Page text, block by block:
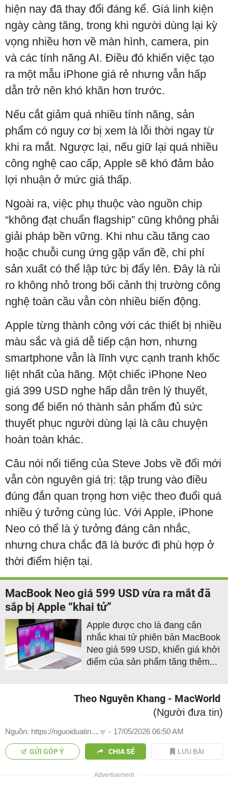
hiện nay đã thay đổi đáng kể. Giá linh kiện
ngày càng tăng, trong khi người dùng lại kỳ
vọng nhiều hơn về màn hình, camera, pin
và các tính năng AI. Điều đó khiến việc tạo
ra một mẫu iPhone giá rẻ nhưng vẫn hấp
dẫn trở nên khó khăn hơn trước.
Nếu cắt giảm quá nhiều tính năng, sản
phẩm có nguy cơ bị xem là lỗi thời ngay từ
khi ra mắt. Ngược lại, nếu giữ lại quá nhiều
công nghệ cao cấp, Apple sẽ khó đảm bảo
lợi nhuận ở mức giá thấp.
Ngoài ra, việc phụ thuộc vào nguồn chip
“không đạt chuẩn flagship” cũng không phải
giải pháp bền vững. Khi nhu cầu tăng cao
hoặc chuỗi cung ứng gặp vấn đề, chi phí
sản xuất có thể lập tức bị đẩy lên. Đây là rủi
ro không nhỏ trong bối cảnh thị trường công
nghệ toàn cầu vẫn còn nhiều biến động.
Apple từng thành công với các thiết bị nhiều
màu sắc và giá dễ tiếp cận hơn, nhưng
smartphone vẫn là lĩnh vực cạnh tranh khốc
liệt nhất của hãng. Một chiếc iPhone Neo
giá 399 USD nghe hấp dẫn trên lý thuyết,
song để biến nó thành sản phẩm đủ sức
thuyết phục người dùng lại là câu chuyện
hoàn toàn khác.
Câu nói nổi tiếng của Steve Jobs về đổi mới
vẫn còn nguyên giá trị: tập trung vào điều
đúng đắn quan trọng hơn việc theo đuổi quá
nhiều ý tưởng cùng lúc. Với Apple, iPhone
Neo có thể là ý tưởng đáng cân nhắc,
nhưng chưa chắc đã là bước đi phù hợp ở
thời điểm hiện tại.
MacBook Neo giá 599 USD vừa ra mắt đã
sắp bị Apple “khai tử”
Apple được cho là đang cân
nhắc khai tử phiên bản MacBook
Neo giá 599 USD, khiến giá khởi
điểm của sản phẩm tăng thêm...
Theo Nguyên Khang - MacWorld
(Người đưa tin)
Nguồn: https://nguoiduatin.... - 17/05/2026 06:50 AM
GỬI GÓP Ý CHIA SẺ LƯU BÀI